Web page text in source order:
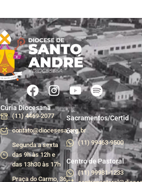
Cúria Diocesana
(11) 4469-2077
contato@diocesesa.org.br
Segunda a sexta
das 9h às 12h e
das 13h30 às 17h
Praça do Carmo, 36
Sacramentos/Certid
ões
(11) 99463-9500
Centro de Pastoral
(11) 99981-1233